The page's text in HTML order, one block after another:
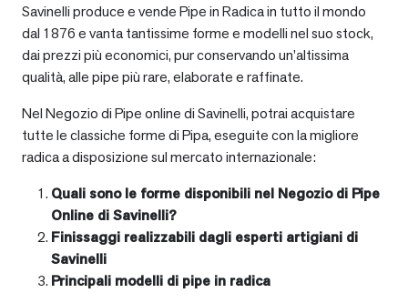
Savinelli produce e vende Pipe in Radica in tutto il mondo
dal 1876 e vanta tantissime forme e modelli nel suo stock,
dai prezzi più economici, pur conservando un’altissima
qualità, alle pipe più rare, elaborate e raffinate.
Nel Negozio di Pipe online di Savinelli, potrai acquistare
tutte le classiche forme di Pipa, eseguite con la migliore
radica a disposizione sul mercato internazionale:
Quali sono le forme disponibili nel Negozio di Pipe
Online di Savinelli?
Finissaggi realizzabili dagli esperti artigiani di
Savinelli
Principali modelli di pipe in radica